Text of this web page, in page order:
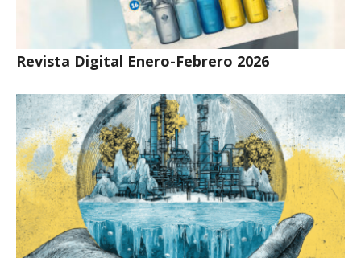
Revista Digital Enero-Febrero 2026